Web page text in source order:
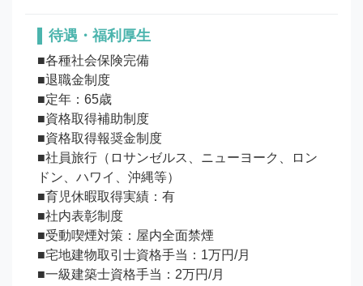
待遇・福利厚生
■各種社会保険完備
■退職金制度
■定年：65歳
■資格取得補助制度
■資格取得報奨金制度
■社員旅行（ロサンゼルス、ニューヨーク、ロン
ドン、ハワイ、沖縄等）
■育児休暇取得実績：有
■社内表彰制度
■受動喫煙対策：屋内全面禁煙
■宅地建物取引士資格手当：1万円/月
■一級建築士資格手当：2万円/月